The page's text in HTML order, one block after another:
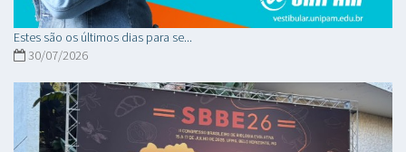
Estes são os últimos dias para se...
30/07/2026